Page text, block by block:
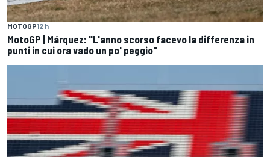
MOTOGP12 h
MotoGP | Márquez: "L'anno scorso facevo la differenza in
punti in cui ora vado un po' peggio"